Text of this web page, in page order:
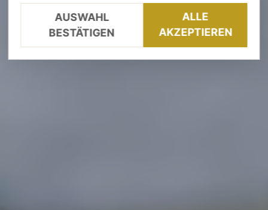
AUSWAHL
BESTÄTIGEN
ALLE
AKZEPTIEREN